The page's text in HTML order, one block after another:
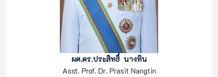
ผศ.ดร.ประสิทธิ์ นางทิน
Asst. Prof. Dr. Prasit Nangtin